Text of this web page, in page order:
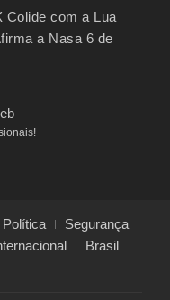
Colide com a Lua
a Nasa 6 de
Política
Segurança
Brasil